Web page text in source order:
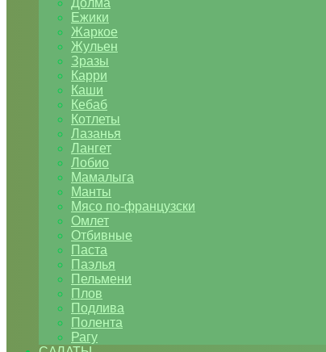
Долма
Ежики
Жаркое
Жульен
Зразы
Карри
Каши
Кебаб
Котлеты
Лазанья
Лангет
Лобио
Мамалыга
Манты
Мясо по-французски
Омлет
Отбивные
Паста
Паэлья
Пельмени
Плов
Подлива
Полента
Рагу